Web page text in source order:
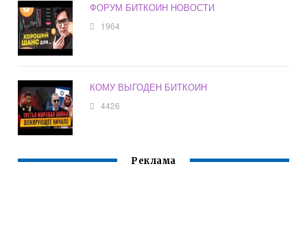
ФОРУМ БИТКОИН НОВОСТИ
1964
КОМУ ВЫГОДЕН БИТКОИН
4426
Реклама